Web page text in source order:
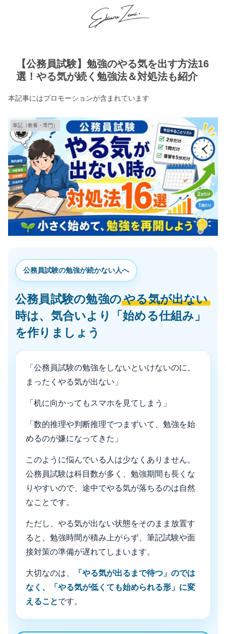
【公務員試験】勉強のやる気を出す方法16
選！やる気が続く勉強法＆対処法も紹介
本記事にはプロモーションが含まれています
筆記（教養・専門）
公務員試験の勉強が続かない人へ
公務員試験の勉強のやる気が出ない
時は、気合いより「始める仕組み」
を作りましょう
「公務員試験の勉強をしないといけないのに、
まったくやる気が出ない」
「机に向かってもスマホを見てしまう」
「数的推理や判断推理でつまずいて、勉強を始
めるのが嫌になってきた」
このように悩んでいる人は少なくありません。
公務員試験は科目数が多く、勉強期間も長くな
りやすいので、途中でやる気が落ちるのは自然
なことです。
ただし、やる気が出ない状態をそのまま放置す
ると、勉強時間が積み上がらず、筆記試験や面
接対策の準備が遅れてしまいます。
大切なのは、
「やる気が出るまで待つ」のでは
なく、「やる気が低くても始められる形」に変
えることです。